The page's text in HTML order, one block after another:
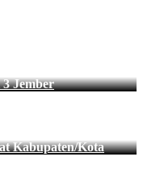
Jember
Kabupaten/Kota